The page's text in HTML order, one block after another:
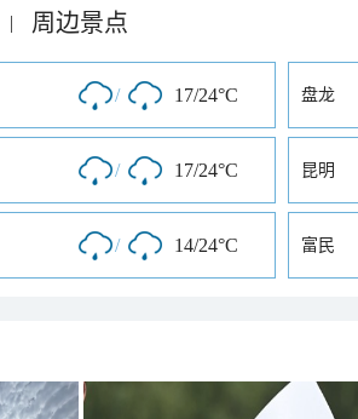
| 周边景点
/ 17/24°C 盘龙
/ 17/24°C 昆明
/ 14/24°C 富民